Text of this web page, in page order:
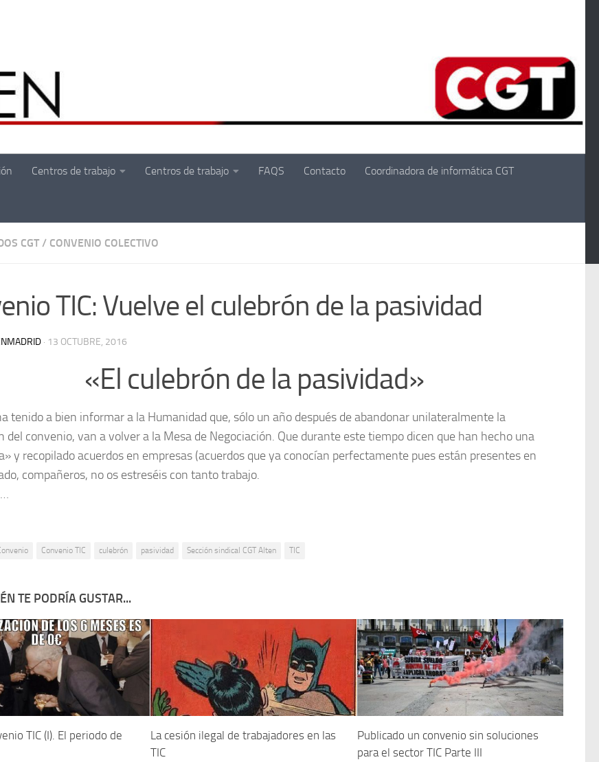
Centros de trabajo Centros de trabajo FAQS Contacto Coordinadora de informática CGT
CGT / CONVENIO COLECTIVO
TIC: Vuelve el culebrón de la pasividad
· 13 OCTUBRE, 2016
«El culebrón de la pasividad»
tenido a bien informar a la Humanidad que, sólo un año después de abandonar unilateralmente la
del convenio, van a volver a la Mesa de Negociación. Que durante este tiempo dicen que han hecho una
y recopilado acuerdos en empresas (acuerdos que ya conocían perfectamente pues están presentes en
compañeros, no os estreséis con tanto trabajo.
Convenio TIC culebrón pasividad Sección sindical CGT Alten TIC
TE PODRÍA GUSTAR...
TIC (I). El periodo de
La cesión ilegal de trabajadores en las
TIC
Publicado un convenio sin soluciones
para el sector TIC Parte III